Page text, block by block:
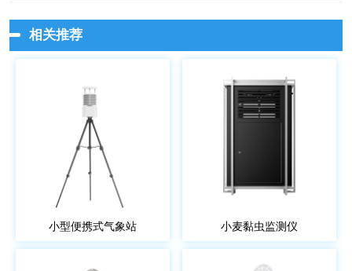
相关推荐
小型便携式气象站 小麦黏虫监测仪